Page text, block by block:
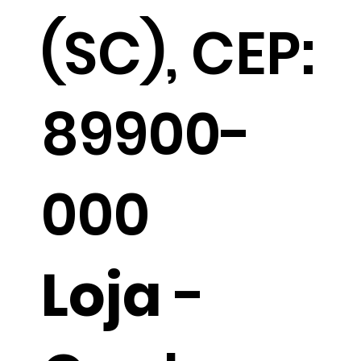
(SC), CEP:
89900-
000
Loja-